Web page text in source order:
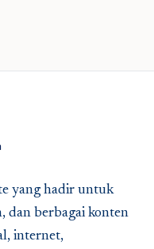
yang hadir untuk
dan berbagai konten
internet,